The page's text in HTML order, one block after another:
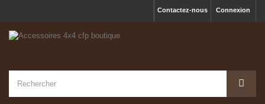
Connexion
Contactez-nous